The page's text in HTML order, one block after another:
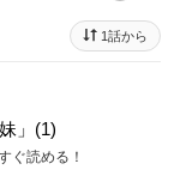
1話から
」(1)
ぐ読める！